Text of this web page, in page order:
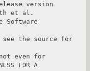
version
et al.
Software
the source for
even for
FOR A